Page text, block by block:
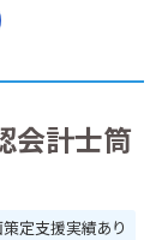
会計士筒
定支援実績あり